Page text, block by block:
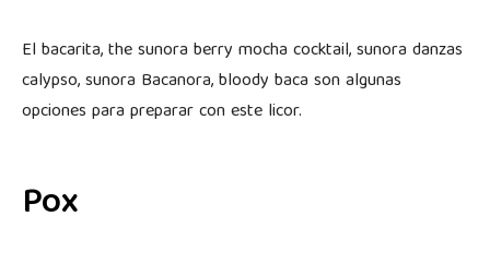
El bacarita, the sunora berry mocha cocktail, sunora danzas
calypso, sunora Bacanora, bloody baca son algunas
opciones para preparar con este licor.
Pox